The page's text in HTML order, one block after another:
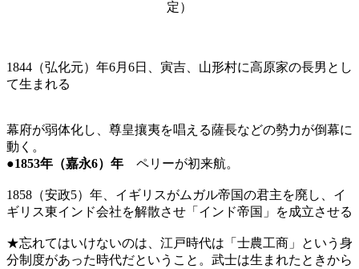
定）
1844（弘化元）年6月6日、寅吉、山形村に高原家の長男とし
て生まれる
幕府が弱体化し、尊皇攘夷を唱える薩長などの勢力が倒幕に
動く。
●1853年（嘉永6）年 ペリーが初来航。
1858（安政5）年、イギリスがムガル帝国の君主を廃し、イ
ギリス東インド会社を解散させ「インド帝国」を成立させる
★忘れてはいけないのは、江戸時代は「士農工商」という身
分制度があった時代だということ。武士は生まれたときから